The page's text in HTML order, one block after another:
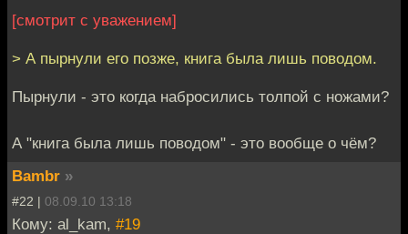
[смотрит с уважением]
> А пырнули его позже, книга была лишь поводом.
Пырнули - это когда набросились толпой с ножами?
А "книга была лишь поводом" - это вообще о чём?
Bambr »
#22 | 08.09.10 13:18
Кому: al_kam, #19